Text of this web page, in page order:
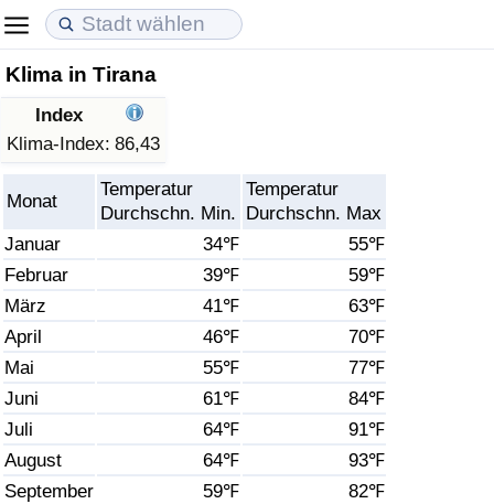
Klima in Tirana
Index
Klima-Index: 86,43
Monat
Temperatur
Durchschn. Min.
Temperatur
Durchschn. Max
Januar
34℉
55℉
Februar
39℉
59℉
März
41℉
63℉
April
46℉
70℉
Mai
55℉
77℉
Juni
61℉
84℉
Juli
64℉
91℉
August
64℉
93℉
September
59℉
82℉
Lebenshaltungskosten
Lebenshaltungskosten-Index (aktuell)
Lebenshaltungskosten-Index
Lebenshaltungskosten-Index nach Land
in Akaba
Immobilienpreise
Immobilienpreis-Index (aktuell)
Immobilienpreis-Index
Immobilienpreis-Index nach Land
Lebensqualität
Lebensqualität-Index
Lebensqualität-Index (aktuell)
Lebensqualitätsindex nach Land
Kriminalität
Kriminalitäts-Index (aktuell)
Kriminalitäts-Index
Kriminalitätsindex nach Land